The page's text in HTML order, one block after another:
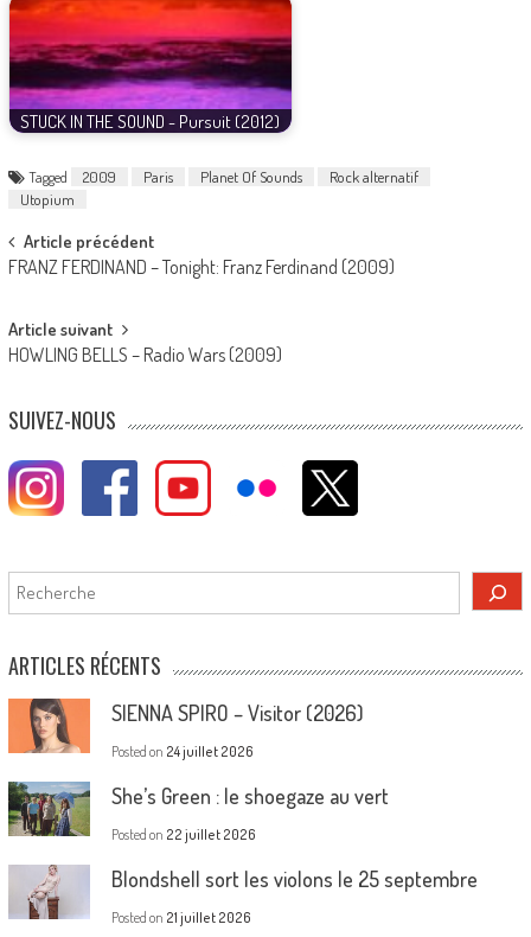
STUCK IN THE SOUND - Pursuit (2012)
Tagged 2009 Paris Planet Of Sounds
Rock alternatif
Utopium
Post
navigation
Article précédent
FRANZ FERDINAND – Tonight: Franz Ferdinand (2009)
Article suivant
HOWLING BELLS – Radio Wars (2009)
SUIVEZ-NOUS
Rechercher
ARTICLES RÉCENTS
SIENNA SPIRO – Visitor (2026)
Posted on 24 juillet 2026
She’s Green : le shoegaze au vert
Posted on 22 juillet 2026
Blondshell sort les violons le 25 septembre
Posted on 21 juillet 2026